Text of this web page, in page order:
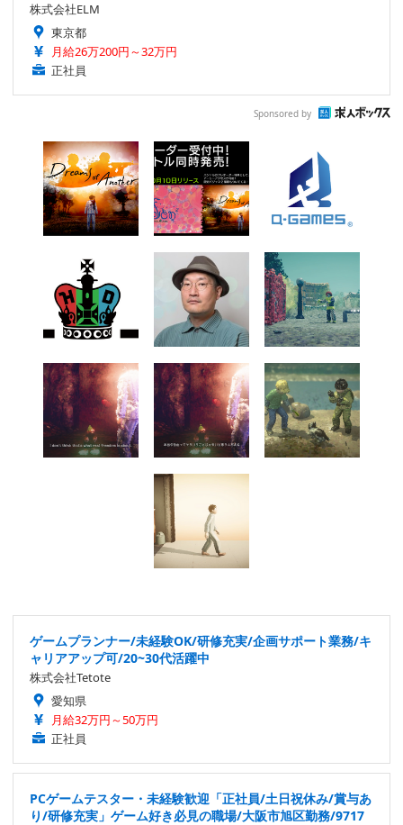
株式会社ELM
東京都
月給26万200円～32万円
正社員
Sponsored by
ゲームプランナー/未経験OK/研修充実/企画サポート業務/キ
ャリアアップ可/20~30代活躍中
株式会社Tetote
愛知県
月給32万円～50万円
正社員
PCゲームテスター・未経験歓迎「正社員/土日祝休み/賞与あ
り/研修充実」ゲーム好き必見の職場/大阪市旭区勤務/9717